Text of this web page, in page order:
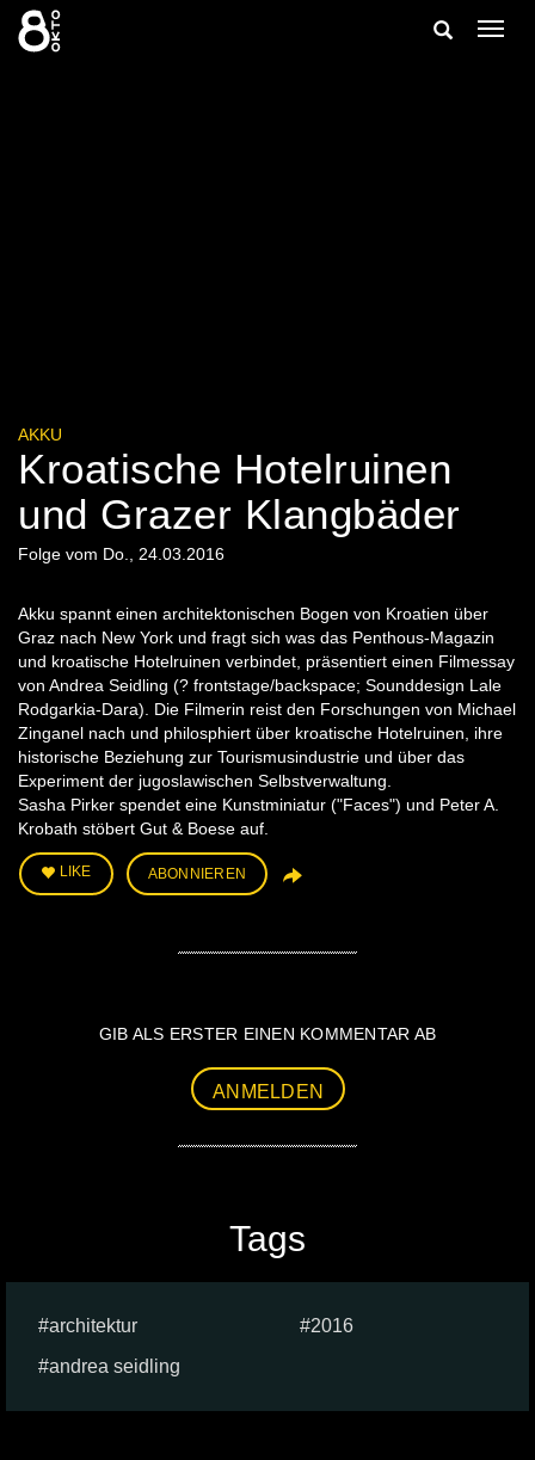
Zum
Inhalt
springen
Suche
AKKU
Kroatische Hotelruinen
und Grazer Klangbäder
Folge vom Do., 24.03.2016
Akku spannt einen architektonischen Bogen von Kroatien über
Graz nach New York und fragt sich was das Penthous-Magazin
und kroatische Hotelruinen verbindet, präsentiert einen Filmessay
von Andrea Seidling (? frontstage/backspace; Sounddesign Lale
Rodgarkia-Dara). Die Filmerin reist den Forschungen von Michael
Zinganel nach und philosphiert über kroatische Hotelruinen, ihre
historische Beziehung zur Tourismusindustrie und über das
Experiment der jugoslawischen Selbstverwaltung.
Sasha Pirker spendet eine Kunstminiatur ("Faces") und Peter A.
Krobath stöbert Gut & Boese auf.
LIKE ABONNIEREN
GIB ALS ERSTER EINEN KOMMENTAR AB
ANMELDEN
Tags
architektur
2016
andrea seidling